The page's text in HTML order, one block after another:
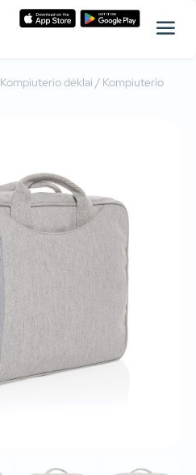
Kompiuterio dėklai / Kompiuterio